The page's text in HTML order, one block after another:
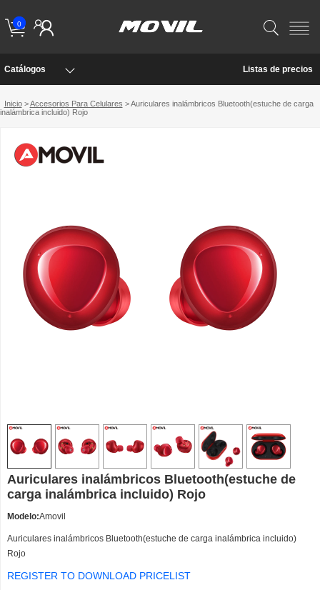
0
Catálogos Listas de precios
Inicio>Accesorios Para Celulares > Auriculares inalámbricos Bluetooth(estuche de carga
inalámbrica incluido) Rojo
Auriculares inalámbricos Bluetooth(estuche de
carga inalámbrica incluido) Rojo
Modelo:Amovil
Auriculares inalámbricos Bluetooth(estuche de carga inalámbrica incluido)
Rojo
REGISTER TO DOWNLOAD PRICELIST